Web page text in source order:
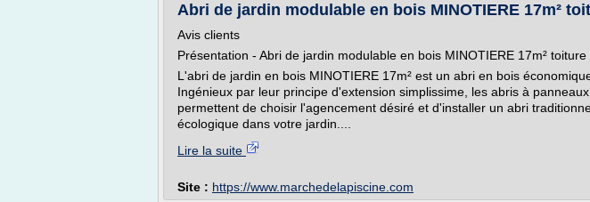
Abri de jardin modulable en bois MINOTIERE 17m²
Avis clients
Présentation - Abri de jardin modulable en bois MINOTIERE 17m²
L'abri de jardin en bois MINOTIERE 17m² est un abri en bois
Ingénieux par leur principe d'extension simplissime, les abris à
permettent de choisir l'agencement désiré et d'installer un abri
écologique dans votre jardin....
Lire la suite
Site : https://www.marchedelapiscine.com